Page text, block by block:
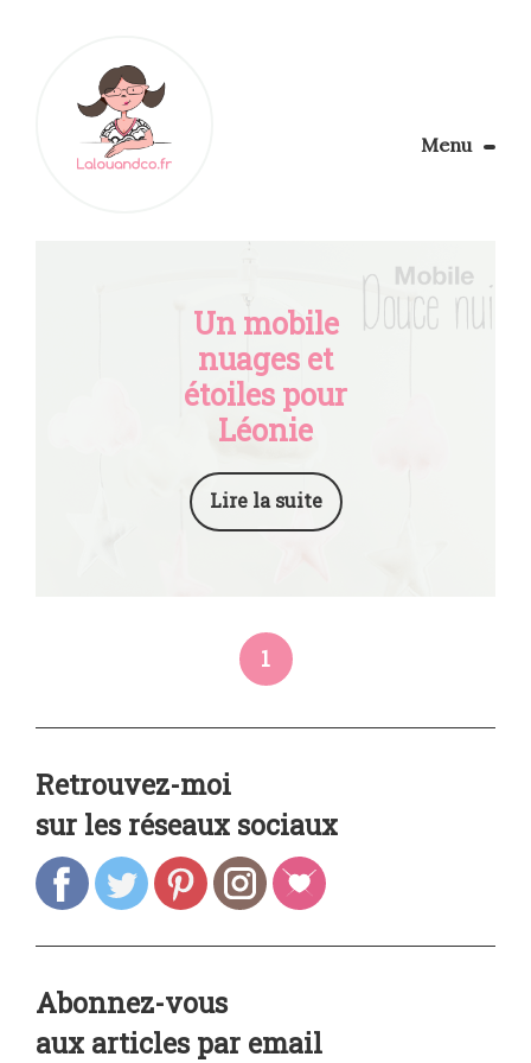
Menu
Aménager son coin couture
Personnalisez vos tissus
Un mobile
nuages et
étoiles pour
Léonie
Lire la suite
1
Retrouvez-moi
sur les réseaux sociaux
Abonnez-vous
aux articles par email